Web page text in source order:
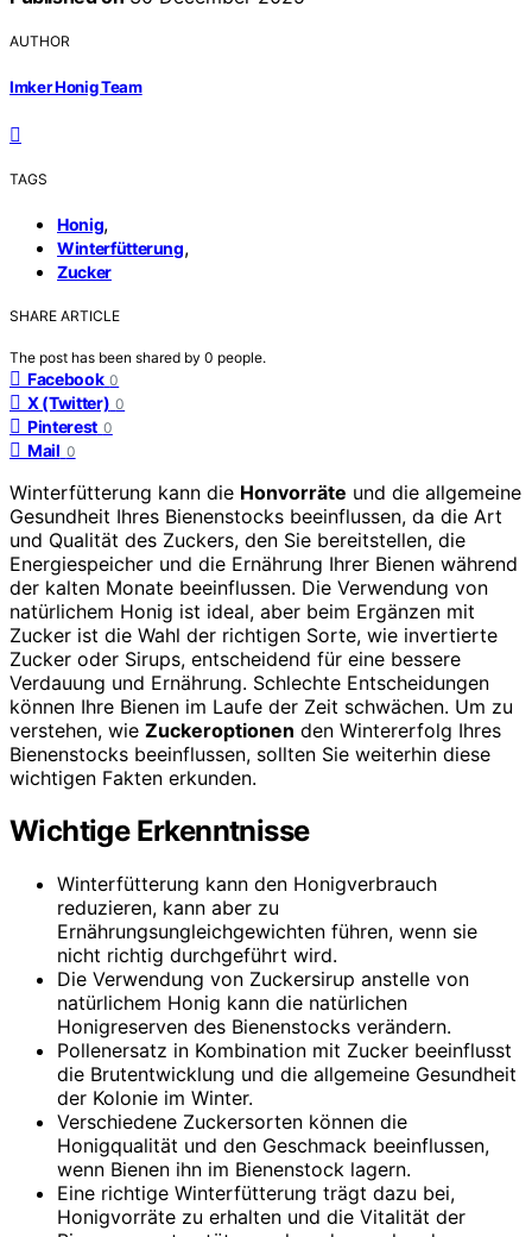
AUTHOR
Imker Honig Team
TAGS
Honig,
Winterfütterung,
Zucker
SHARE ARTICLE
The post has been shared by 0 people.
Facebook 0
X (Twitter) 0
Pinterest 0
Mail 0
Winterfütterung kann die Honvorräte und die allgemeine
Gesundheit Ihres Bienenstocks beeinflussen, da die Art
und Qualität des Zuckers, den Sie bereitstellen, die
Energiespeicher und die Ernährung Ihrer Bienen während
der kalten Monate beeinflussen. Die Verwendung von
natürlichem Honig ist ideal, aber beim Ergänzen mit
Zucker ist die Wahl der richtigen Sorte, wie invertierte
Zucker oder Sirups, entscheidend für eine bessere
Verdauung und Ernährung. Schlechte Entscheidungen
können Ihre Bienen im Laufe der Zeit schwächen. Um zu
verstehen, wie Zuckeroptionen den Wintererfolg Ihres
Bienenstocks beeinflussen, sollten Sie weiterhin diese
wichtigen Fakten erkunden.
Wichtige Erkenntnisse
Winterfütterung kann den Honigverbrauch
reduzieren, kann aber zu
Ernährungsungleichgewichten führen, wenn sie
nicht richtig durchgeführt wird.
Die Verwendung von Zuckersirup anstelle von
natürlichem Honig kann die natürlichen
Honigreserven des Bienenstocks verändern.
Pollenersatz in Kombination mit Zucker beeinflusst
die Brutentwicklung und die allgemeine Gesundheit
der Kolonie im Winter.
Verschiedene Zuckersorten können die
Honigqualität und den Geschmack beeinflussen,
wenn Bienen ihn im Bienenstock lagern.
Eine richtige Winterfütterung trägt dazu bei,
Honigvorräte zu erhalten und die Vitalität der